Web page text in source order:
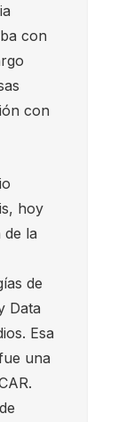
con
con
hoy
de la
de
Data
Esa
una